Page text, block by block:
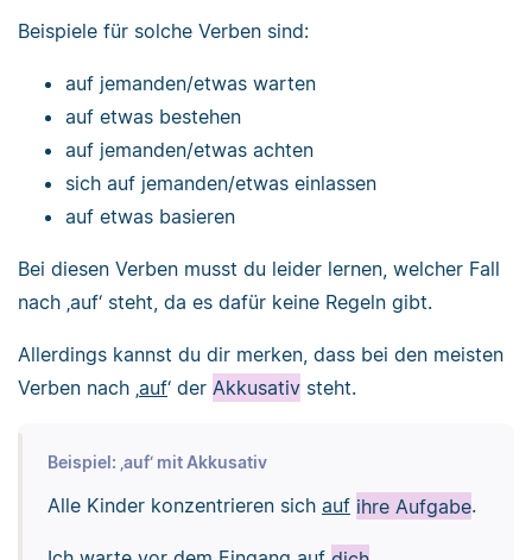
Beispiele für solche Verben sind:
auf jemanden/etwas warten
auf etwas bestehen
auf jemanden/etwas achten
sich auf jemanden/etwas einlassen
auf etwas basieren
Bei diesen Verben musst du leider lernen, welcher Fall
nach ‚auf‘ steht, da es dafür keine Regeln gibt.
Allerdings kannst du dir merken, dass bei den meisten
Verben nach ‚auf‘ der Akkusativ steht.
Beispiel: ‚auf‘ mit Akkusativ
Alle Kinder konzentrieren sich auf ihre Aufgabe.